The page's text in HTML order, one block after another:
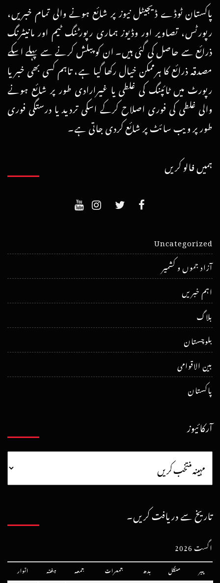
پاکستان ٹوڈے ڈیجیٹل نیوز پر شائع ہونے والی تمام خبریں،
رپورٹس، تصاویر اور وڈیوز ہماری رپورٹنگ ٹیم اور مانیٹرنگ
ذرائع سے حاصل کی گئی ہیں۔ ان کو پبلش کرنے سے پہلے اسکے
مصدقہ ذرائع کا ہرممکن خیال رکھا گیا ہے، تاہم کسی بھی خبر یا
رپورٹ میں ٹائپنگ کی غلطی یا غیرارادی طور پر شائع ہونے
والی غلطی کی فوری اصلاح کرکے اسکی تردید یا درستگی فوری
طور پر ویب سائٹ پر شائع کردی جاتی ہے۔
ہمیں فالو کریں
Uncategorized
آزاد جموں و کشمیر
اہم خبریں
بلاگ
بلوچستان
بین الاقوامی
پاکستان
آرکائیوز
تاریخ سے دریافت کریں۔
اگست 2026
پیر منگل بدھ جمعرات جمعہ ہفتہ اتوار